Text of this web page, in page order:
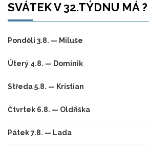
SVÁTEK V 32.TÝDNU MÁ ?
Pondělí 3.8. — Miluše
Úterý 4.8. — Dominik
Středa 5.8. — Kristian
Čtvrtek 6.8. — Oldřiška
Pátek 7.8. — Lada